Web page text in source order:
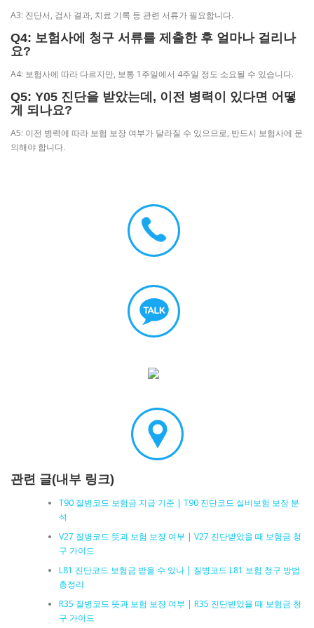
A3: 진단서, 검사 결과, 치료 기록 등 관련 서류가 필요합니다.
Q4: 보험사에 청구 서류를 제출한 후 얼마나 걸리나
요?
A4: 보험사에 따라 다르지만, 보통 1주일에서 4주일 정도 소요될 수 있습니다.
Q5: Y05 진단을 받았는데, 이전 병력이 있다면 어떻
게 되나요?
A5: 이전 병력에 따라 보험 보장 여부가 달라질 수 있으므로, 반드시 보험사에 문
의해야 합니다.
관련 글(내부 링크)
T90 질병코드 보험금 지급 기준 | T90 진단코드 실비보험 보장 분
석
V27 질병코드 뜻과 보험 보장 여부 | V27 진단받았을 때 보험금 청
구 가이드
L81 진단코드 보험금 받을 수 있나 | 질병코드 L81 보험 청구 방법
총정리
R35 질병코드 뜻과 보험 보장 여부 | R35 진단받았을 때 보험금 청
구 가이드